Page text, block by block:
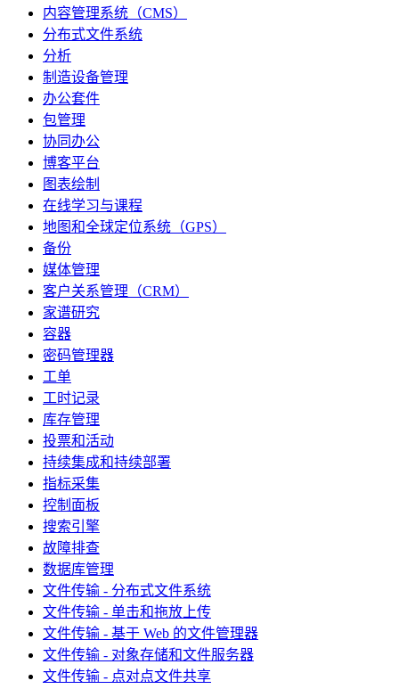
内容管理系统（CMS）
分布式文件系统
分析
制造设备管理
办公套件
包管理
协同办公
博客平台
图表绘制
在线学习与课程
地图和全球定位系统（GPS）
备份
媒体管理
客户关系管理（CRM）
家谱研究
容器
密码管理器
工单
工时记录
库存管理
投票和活动
持续集成和持续部署
指标采集
控制面板
搜索引擎
故障排查
数据库管理
文件传输 - 分布式文件系统
文件传输 - 单击和拖放上传
文件传输 - 基于 Web 的文件管理器
文件传输 - 对象存储和文件服务器
文件传输 - 点对点文件共享